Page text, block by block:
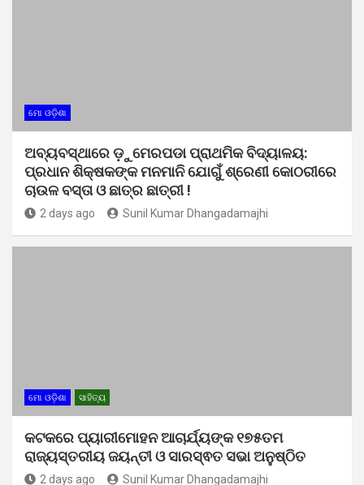
ମୋ ଓଡ଼ିଶା
ଅବ୍ୟବସ୍ଥାରେ ଡ଼ୁମେରପଡା ପ୍ରାଥମିକ ବିଦ୍ୟାଳୟ:
ପ୍ରଧାନ ଶିକ୍ଷକଙ୍କ ମନମାନି ଯୋଗୁଁ ଶ୍ରେଣୀ କୋଠରୀରେ
ଚାଉଳ ବସ୍ତା ଓ ଛାତ୍ର ଛାତ୍ରୀ !
2 days ago Sunil Kumar Dhangadamajhi
ମୋ ଓଡ଼ିଶା ସାହିତ୍ୟ
କଟକରେ ପ୍ୟାରୀମୋହନ ଆଚାର୍ଯ୍ୟଙ୍କ ୧୭୫ତମ
ରାଜ୍ୟସ୍ତରୀୟ ଜୟନ୍ତୀ ଓ ସାରସ୍ଵତ ସଭା ଅନୁଷ୍ଠିତ
2 days ago Sunil Kumar Dhangadamajhi